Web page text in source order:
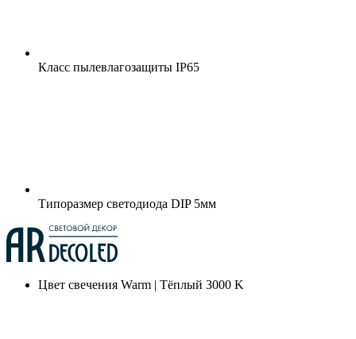
Класс пылевлагозащиты IP65
Типоразмер светодиода DIP 5мм
Цвет свечения Warm | Тёплый 3000 K